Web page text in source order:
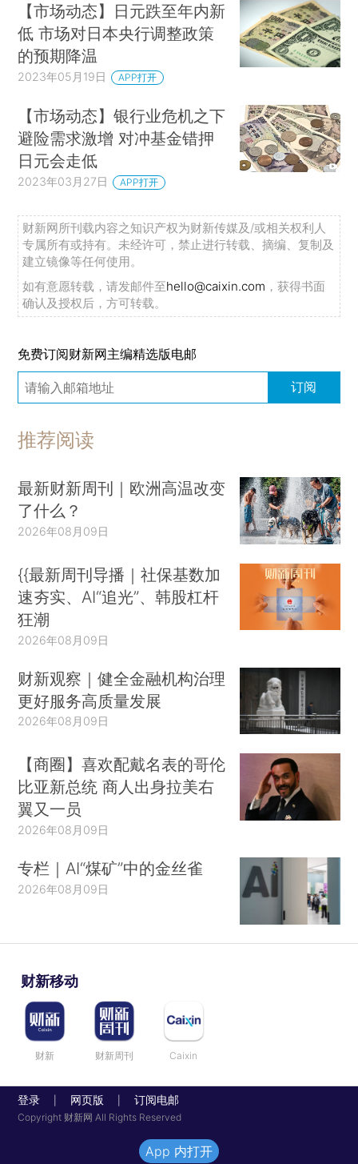
【市场动态】日元跌至年内新
低 市场对日本央行调整政策
的预期降温
2023年05月19日 APP打开
【市场动态】银行业危机之下
避险需求激增 对冲基金错押
日元会走低
2023年03月27日 APP打开
财新网所刊载内容之知识产权为财新传媒及/或相关权利人
专属所有或持有。未经许可，禁止进行转载、摘编、复制及
建立镜像等任何使用。
如有意愿转载，请发邮件至hello@caixin.com ，获得书面
确认及授权后，方可转载。
免费订阅财新网主编精选版电邮
订阅
推荐阅读
最新财新周刊｜欧洲高温改变
了什么？
2026年08月09日
{{最新周刊导播｜社保基数加
速夯实、AI“追光”、韩股杠杆
狂潮
2026年08月09日
财新观察｜健全金融机构治理
更好服务高质量发展
2026年08月09日
【商圈】喜欢配戴名表的哥伦
比亚新总统 商人出身拉美右
翼又一员
2026年08月09日
专栏｜AI“煤矿”中的金丝雀
2026年08月09日
财新移动
财新 财新周刊 Caixin
登录 网页版 订阅电邮
Copyright 财新网 All Rights Reserved
App 内打开